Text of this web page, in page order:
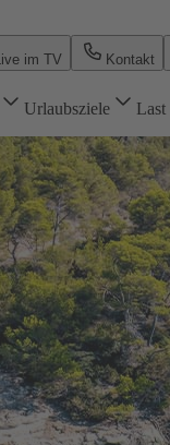
Live im TV Kontakt
Urlaubsziele